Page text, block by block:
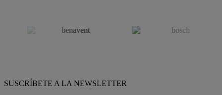
SUSCRÍBETE A LA NEWSLETTER